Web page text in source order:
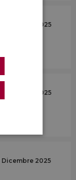
Dicembre 2025
Dicembre 2025
Dicembre 2025